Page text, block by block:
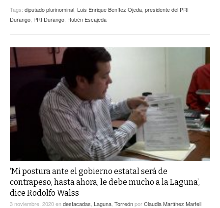
Tags: diputado plurinominal, Luis Enrique Benítez Ojeda, presidente del PRI
Durango, PRI Durango, Rubén Escajeda
‘Mi postura ante el gobierno estatal será de
contrapeso, hasta ahora, le debe mucho a la Laguna’,
dice Rodolfo Walss
3 noviembre, 2020endestacadas Laguna TorreónporClaudia Martínez Martell